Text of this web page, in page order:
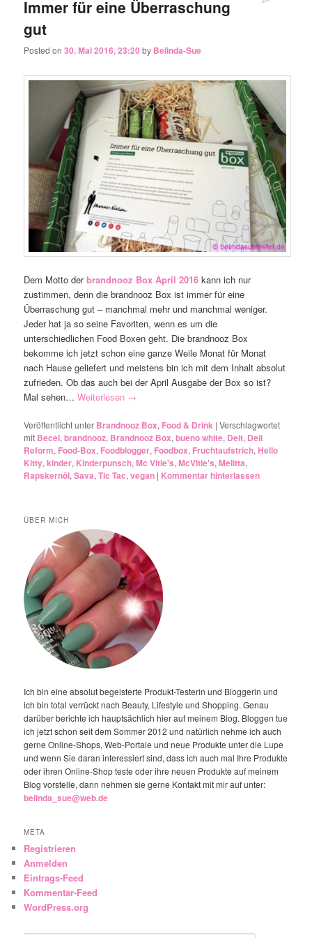
Immer für eine Überraschung
gut
Posted on30. Mai 2016, 23:20 by Belinda-Sue
Dem Motto derbrandnooz Box April 2016 kann ich nur
zustimmen, denn die brandnooz Box ist immer für eine
Überraschung gut – manchmal mehr und manchmal weniger.
Jeder hat ja so seine Favoriten, wenn es um die
unterschiedlichen Food Boxen geht. Die brandnooz Box
bekomme ich jetzt schon eine ganze Weile Monat für Monat
nach Hause geliefert und meistens bin ich mit dem Inhalt absolut
zufrieden. Ob das auch bei der April Ausgabe der Box so ist?
Mal sehen…Weiterlesen →
Veröffentlicht unter Brandnooz Box, Food & Drink |Verschlagwortet
mit Becel,brandnooz, Brandnooz Box,bueno white, Deit, Deli
Reform, Food-Box, Foodblogger, Foodbox, Fruchtaufstrich,Hello
Kitty,kinder, Kinderpunsch,Mc Vitie's,McVitie's,Melitta,
Rapskernöl,Sava,Tic Tac,vegan | Kommentar hinterlassen
ÜBER MICH
Ich bin eine absolut begeisterte Produkt-Testerin und Bloggerin und
ich bin total verrückt nach Beauty, Lifestyle und Shopping. Genau
darüber berichte ich hauptsächlich hier auf meinem Blog. Bloggen tue
ich jetzt schon seit dem Sommer 2012 und natürlich nehme ich auch
gerne Online-Shops, Web-Portale und neue Produkte unter die Lupe
und wenn Sie daran interessiert sind, dass ich auch mal Ihre Produkte
oder ihren Online-Shop teste oder ihre neuen Produkte auf meinem
Blog vorstelle, dann nehmen sie gerne Kontakt mit mir auf unter:
belinda_sue@web.de
META
Registrieren
Anmelden
Eintrags-Feed
Kommentar-Feed
WordPress.org